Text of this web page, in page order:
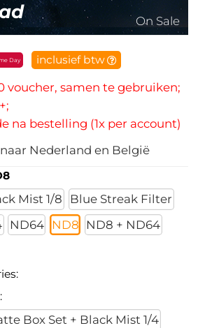
On Sale
Day inclusief btw
voucher, samen te gebruiken;
na bestelling (1x per account)
Nederland en België
Mist 1/8
Blue Streak Filter
ND64 ND8
ND8 + ND64
Box Set + Black Mist 1/4